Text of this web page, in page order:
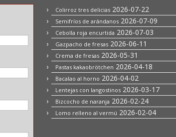
Colirroz tres delicias 2026-07-22
Semifríos de arándanos 2026-07-09
Cebolla roja encurtida 2026-07-03
Gazpacho de fresas 2026-06-11
Crema de fresas 2026-05-31
Pastas kakaobrötchen 2026-04-18
Bacalao al horno 2026-04-02
Lentejas con langostinos 2026-03-17
Bizcocho de naranja 2026-02-24
Lomo relleno al vermú 2026-02-04